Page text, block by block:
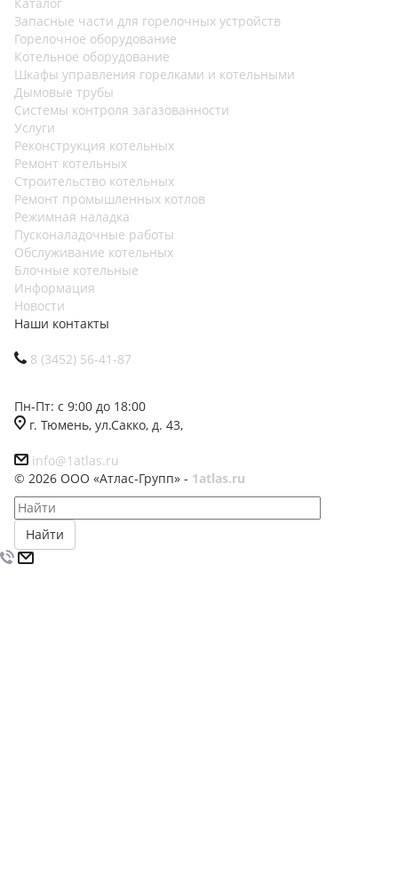
Запасные части для горелочных устройств
Горелочное оборудование
Котельное оборудование
Шкафы управления горелками и котельными
Дымовые трубы
Системы контроля загазованности
Услуги
Реконструкция котельных
Ремонт котельных
Строительство котельных
Ремонт промышленных котлов
Режимная наладка
Пусконаладочные работы
Обслуживание котельных
Блочные котельные
Информация
Новости
Наши контакты
8 (3452) 56-41-87
Пн-Пт: с 9:00 до 18:00
г. Тюмень, ул.Сакко, д. 43,
info@1atlas.ru
© 2026 ООО «Атлас-Групп» - 1atlas.ru
Найти